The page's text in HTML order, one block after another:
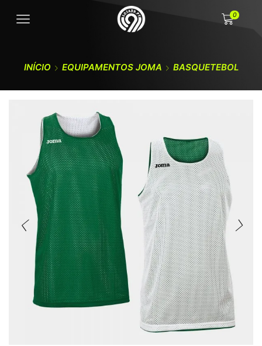
0
INÍCIO EQUIPAMENTOS JOMA BASQUETEBOL